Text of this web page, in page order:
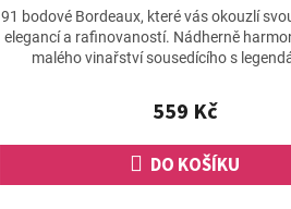
hodnocení
produktu
je
559 Kč
DO KOŠÍKU
91 bodové Bordeaux, které vás okouzlí
elegancí a rafinovaností. Nádherně
malého vinařství sousedícího s